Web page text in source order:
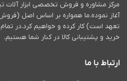
آغاز نموده.ما همواره بر اساس اصل
تعهد است) کار کرده و خواهیم کرد.در
خرید و پشتیبانی کالا در کنار شما هستیم.
ارتباط با ما